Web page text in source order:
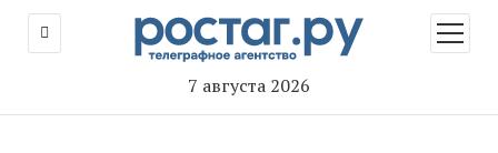
7 августа 2026
меню